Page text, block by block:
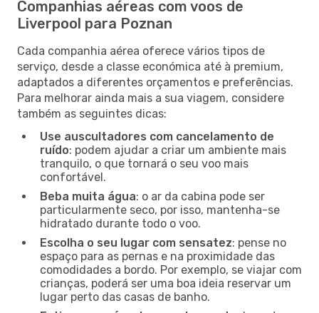
Companhias aéreas com voos de
Liverpool para Poznan
Cada companhia aérea oferece vários tipos de
serviço, desde a classe económica até à premium,
adaptados a diferentes orçamentos e preferências.
Para melhorar ainda mais a sua viagem, considere
também as seguintes dicas:
Use auscultadores com cancelamento de
ruído: podem ajudar a criar um ambiente mais
tranquilo, o que tornará o seu voo mais
confortável.
Beba muita água: o ar da cabina pode ser
particularmente seco, por isso, mantenha-se
hidratado durante todo o voo.
Escolha o seu lugar com sensatez: pense no
espaço para as pernas e na proximidade das
comodidades a bordo. Por exemplo, se viajar com
crianças, poderá ser uma boa ideia reservar um
lugar perto das casas de banho.